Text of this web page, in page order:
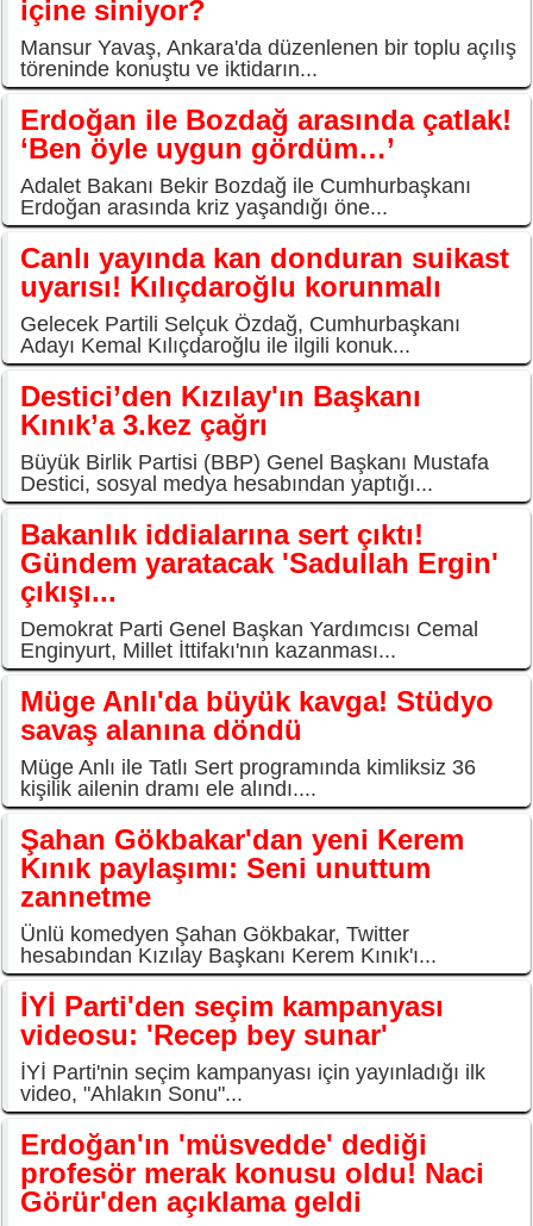
içine siniyor?
Mansur Yavaş, Ankara'da düzenlenen bir toplu açılış
töreninde konuştu ve iktidarın...
Erdoğan ile Bozdağ arasında çatlak!
‘Ben öyle uygun gördüm…’
Adalet Bakanı Bekir Bozdağ ile Cumhurbaşkanı
Erdoğan arasında kriz yaşandığı öne...
Canlı yayında kan donduran suikast
uyarısı! Kılıçdaroğlu korunmalı
Gelecek Partili Selçuk Özdağ, Cumhurbaşkanı
Adayı Kemal Kılıçdaroğlu ile ilgili konuk...
Destici’den Kızılay'ın Başkanı
Kınık’a 3.kez çağrı
Büyük Birlik Partisi (BBP) Genel Başkanı Mustafa
Destici, sosyal medya hesabından yaptığı...
Bakanlık iddialarına sert çıktı!
Gündem yaratacak 'Sadullah Ergin'
çıkışı...
Demokrat Parti Genel Başkan Yardımcısı Cemal
Enginyurt, Millet İttifakı'nın kazanması...
Müge Anlı'da büyük kavga! Stüdyo
savaş alanına döndü
Müge Anlı ile Tatlı Sert programında kimliksiz 36
kişilik ailenin dramı ele alındı....
Şahan Gökbakar'dan yeni Kerem
Kınık paylaşımı: Seni unuttum
zannetme
Ünlü komedyen Şahan Gökbakar, Twitter
hesabından Kızılay Başkanı Kerem Kınık'ı...
İYİ Parti'den seçim kampanyası
videosu: 'Recep bey sunar'
İYİ Parti'nin seçim kampanyası için yayınladığı ilk
video, "Ahlakın Sonu"...
Erdoğan'ın 'müsvedde' dediği
profesör merak konusu oldu! Naci
Görür'den açıklama geldi